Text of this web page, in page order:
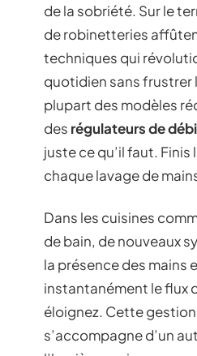
de la sobriété. Sur le
de robinetteries
techniques qui
quotidien sans frustrer
plupart des modèles
des régulateurs de
juste ce qu’il faut. Finis
chaque lavage de
Dans les cuisines
de bain, de nouveaux
la présence des mains
instantanément le flux
éloignez. Cette
s’accompagne d’un